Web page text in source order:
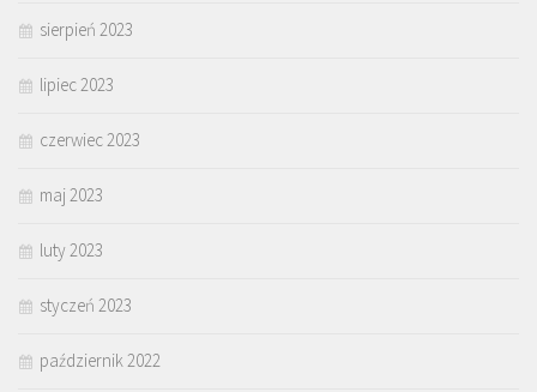
sierpień 2023
lipiec 2023
czerwiec 2023
maj 2023
luty 2023
styczeń 2023
październik 2022